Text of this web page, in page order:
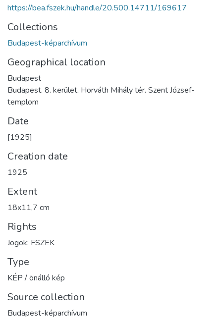
https://bea.fszek.hu/handle/20.500.14711/169617
Collections
Budapest-képarchívum
Geographical location
Budapest
Budapest. 8. kerület. Horváth Mihály tér. Szent József-
templom
Date
[1925]
Creation date
1925
Extent
18x11,7 cm
Rights
Jogok: FSZEK
Type
KÉP / önálló kép
Source collection
Budapest-képarchívum